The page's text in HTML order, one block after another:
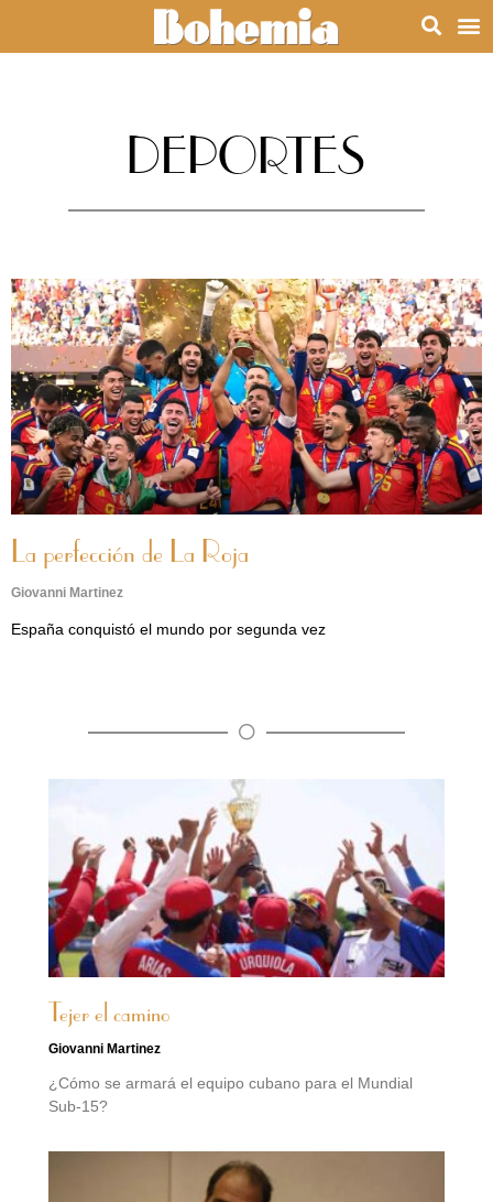
DEPORTES
La perfección de La Roja
Giovanni Martinez
España conquistó el mundo por segunda vez
Tejer el camino
Giovanni Martinez
¿Cómo se armará el equipo cubano para el Mundial
Sub-15?